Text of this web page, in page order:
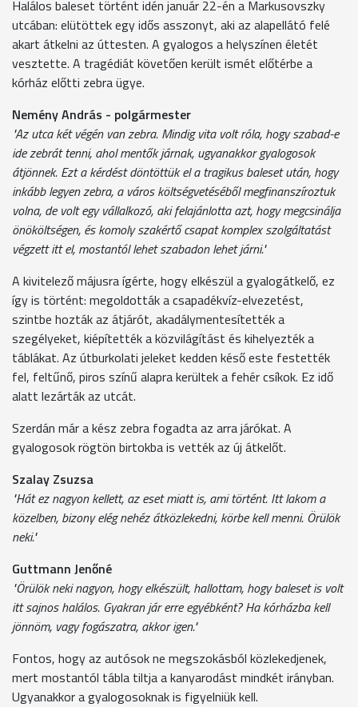
Halálos baleset történt idén január 22-én a Markusovszky
utcában: elütöttek egy idős asszonyt, aki az alapellátó felé
akart átkelni az úttesten. A gyalogos a helyszínen életét
vesztette. A tragédiát követően került ismét előtérbe a
kórház előtti zebra ügye.
Nemény András - polgármester
"Az utca két végén van zebra. Mindig vita volt róla, hogy szabad-e
ide zebrát tenni, ahol mentők járnak, ugyanakkor gyalogosok
átjönnek. Ezt a kérdést döntöttük el a tragikus baleset után, hogy
inkább legyen zebra, a város költségvetéséből megfinanszíroztuk
volna, de volt egy vállalkozó, aki felajánlotta azt, hogy megcsinálja
önököltségen, és komoly szakértő csapat komplex szolgáltatást
végzett itt el, mostantól lehet szabadon lehet járni."
A kivitelező májusra ígérte, hogy elkészül a gyalogátkelő, ez
így is történt: megoldották a csapadékvíz-elvezetést,
szintbe hozták az átjárót, akadálymentesítették a
szegélyeket, kiépítették a közvilágítást és kihelyezték a
táblákat. Az útburkolati jeleket kedden késő este festették
fel, feltűnő, piros színű alapra kerültek a fehér csíkok. Ez idő
alatt lezárták az utcát.
Szerdán már a kész zebra fogadta az arra járókat. A
gyalogosok rögtön birtokba is vették az új átkelőt.
Szalay Zsuzsa
"Hát ez nagyon kellett, az eset miatt is, ami történt. Itt lakom a
közelben, bizony elég nehéz átközlekedni, körbe kell menni. Örülök
neki."
Guttmann Jenőné
"Örülök neki nagyon, hogy elkészült, hallottam, hogy baleset is volt
itt sajnos halálos. Gyakran jár erre egyébként? Ha kórházba kell
jönnöm, vagy fogászatra, akkor igen."
Fontos, hogy az autósok ne megszokásból közlekedjenek,
mert mostantól tábla tiltja a kanyarodást mindkét irányban.
Ugyanakkor a gyalogosoknak is figyelniük kell.